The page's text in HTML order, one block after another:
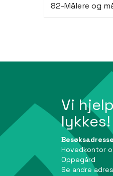
82-Målere og
Vi
lykkes!
Hovedkontor
Oppegård
Se andre